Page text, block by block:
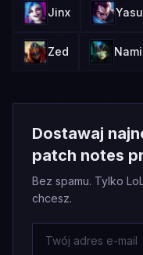
Jinx
Zed Nami
Dostawaj
patch notes
Bez spamu. Tylko
chcesz.